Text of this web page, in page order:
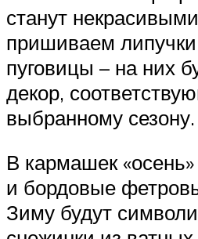
станут
пришиваем
пуговицы – на них
декор,
выбранному сезону.
В кармашек
и бордовые
Зиму будут